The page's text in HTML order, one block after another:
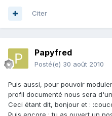
Citer
Papyfred
Posté(e) 30 août 2010
Puis aussi, pour pouvoir
profil documenté nous sera
Ceci étant dit, bonjour et :